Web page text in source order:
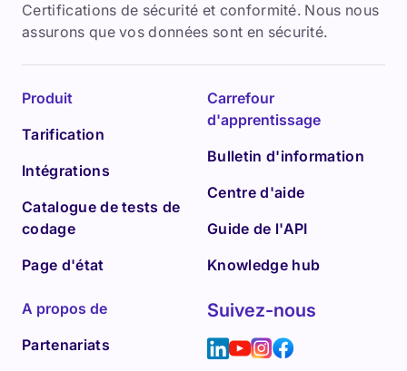
Certifications de sécurité et conformité. Nous nous
assurons que vos données sont en sécurité.
Produit
Tarification
Intégrations
Catalogue de tests de
codage
Page d'état
Carrefour
d'apprentissage
Bulletin d'information
Centre d'aide
Guide de l'API
Knowledge hub
A propos de
Partenariats
Suivez-nous